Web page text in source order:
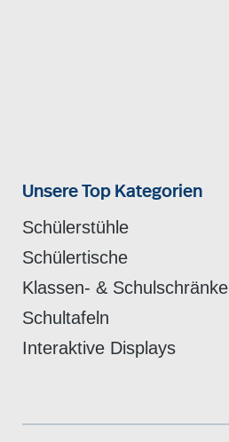
Unsere Top Kategorien
Schülerstühle
Schülertische
Klassen- & Schulschränke
Schultafeln
Interaktive Displays